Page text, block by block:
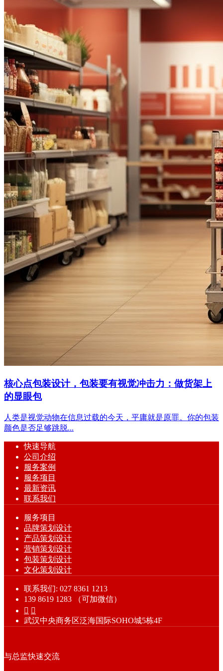
核心点包装设计，包装要有视觉冲击力：做货架上
的显眼包
人类是视觉动物在信息过载的今天，平庸就是原罪。你的包装
颜色是否足够跳脱...
快速导航
公司介绍
服务案例
服务项目
最新资讯
联系我们
服务项目
品牌策划设计
产品策划设计
营销策划设计
包装策划设计
文化策划设计
联系我们: 027 8361 1213
139 8619 1283 （可加微信）
 
武汉中央商务区泛海国际SOHO城5栋4F
与总监快速交流